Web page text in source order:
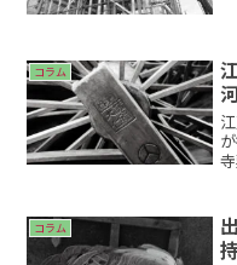
コラム
コラム